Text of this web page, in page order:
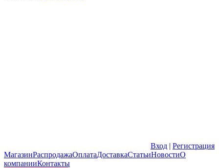
Вход | Регистрация
МагазинРаспродажаОплатаДоставкаСтатьиНовостиО
компанииКонтакты